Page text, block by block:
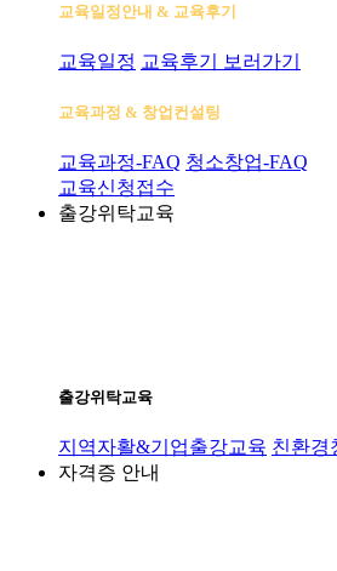
교육일정안내 & 교육후기
교육일정 교육후기 보러가기
교육과정 & 창업컨설팅
교육과정-FAQ 청소창업-FAQ
교육신청접수
출강위탁교육
출강위탁교육
지역자활&기업출강교육 친환경
자격증 안내